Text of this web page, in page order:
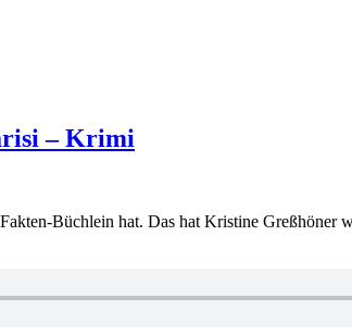
– Krimi
Büchlein hat. Das hat Kristine